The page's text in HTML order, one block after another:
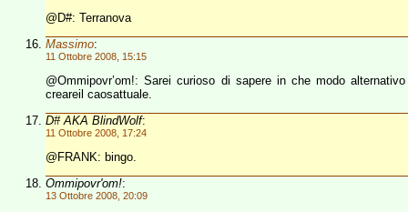
@D#: Terranova
Massimo:
11 Ottobre 2008, 15:15
@Ommipovr’om!: Sarei curioso di sapere in che modo
creareil caosattuale.
D# AKA BlindWolf:
11 Ottobre 2008, 17:24
@FRANK: bingo.
Ommipovr'om!:
13 Ottobre 2008, 20:09